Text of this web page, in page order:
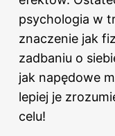
psychologia w
znaczenie jak
zadbaniu o
jak napędowe
lepiej je
celu!